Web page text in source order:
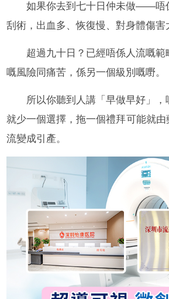
如果你去到七十日仲未做——唔
刮術，出血多、恢復慢、對身體傷害
超過九十日？已經唔係人流嘅
嘅風險同痛苦，係另一個級別嘅嘢。
所以你聽到人講「早做早好」，
就少一個選擇，拖一個禮拜可能就由
流變成引產。